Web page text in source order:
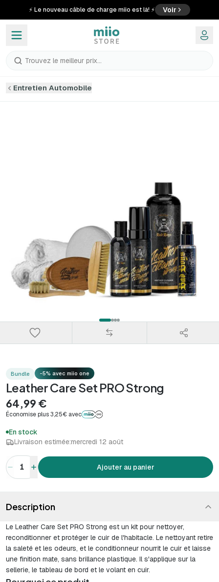
⚡ Le nouveau câble de charge miio est là! ⚡ Voir
Trouvez le meilleur prix...
Entretien Automobile
Bundle -5% avec miio one
Leather Care Set PRO Strong
64,99 €
Économise plus 3,25€ avec
En stock
Livraison estimée:mercredi 12 août
1 Ajouter au panier
Description
Le Leather Care Set PRO Strong est un kit pour nettoyer,
reconditionner et protéger le cuir de l'habitacle. Le nettoyant retire
la saleté et les odeurs, et le conditionneur nourrit le cuir et laisse
une finition mate, sans brillance plastique. Il s'applique sur la
sellerie, le tableau de bord et le volant en cuir.